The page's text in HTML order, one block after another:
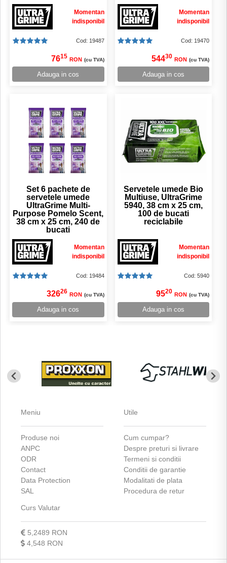
Momentan
indisponibil
Cod: 19487
7615 RON (cu TVA)
Adauga in cos
Momentan
indisponibil
Cod: 19470
54430 RON (cu TVA)
Adauga in cos
Set 6 pachete de
servetele umede
UltraGrime Multi-
Purpose Pomelo Scent,
38 cm x 25 cm, 240 de
bucati
Momentan
indisponibil
Cod: 19484
32626 RON (cu TVA)
Adauga in cos
Servetele umede Bio
Multiuse, UltraGrime
5940, 38 cm x 25 cm,
100 de bucati
reciclabile
Momentan
indisponibil
Cod: 5940
9520 RON (cu TVA)
Adauga in cos
Meniu
Produse noi
ANPC
ODR
Contact
Data Protection
SAL
Utile
Cum cumpar?
Despre preturi si livrare
Termeni si conditii
Conditii de garantie
Modalitati de plata
Procedura de retur
Curs Valutar
5,2489 RON
4,548 RON